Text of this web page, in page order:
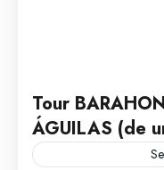
Tour
ÁGUILAS (de